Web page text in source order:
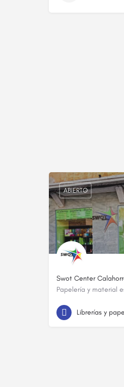
Swot Center
Papelería y material
941 59 11 51
ABIERTO
Librerías y